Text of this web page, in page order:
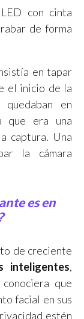
con cinta
de forma
en tapar
el inicio de la
quedaban en
que era una
captura. Una
la cámara
es en
de creciente
inteligentes,
que
facial en sus
estén